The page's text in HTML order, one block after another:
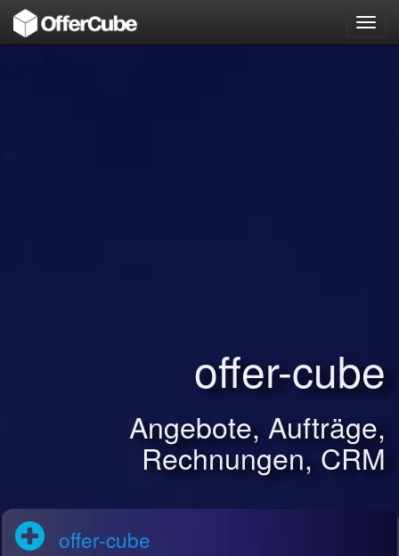
offer-cube
Angebote, Aufträge,
Rechnungen, CRM
offer-cube